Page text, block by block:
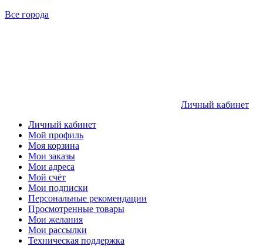
Все города
Личный кабинет
Личный кабинет
Мой профиль
Моя корзина
Мои заказы
Мои адреса
Мой счёт
Мои подписки
Персональные рекомендации
Просмотренные товары
Мои желания
Мои рассылки
Техническая поддержка